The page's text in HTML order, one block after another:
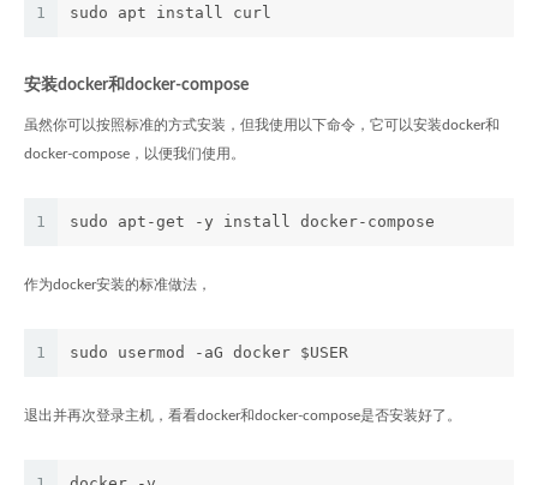
1 sudo apt install curl
安装docker和docker-compose
虽然你可以按照标准的方式安装，但我使用以下命令，它可以安装docker和
docker-compose，以便我们使用。
1 sudo apt-get -y install docker-compose
作为docker安装的标准做法，
1 sudo usermod -aG docker $USER
退出并再次登录主机，看看docker和docker-compose是否安装好了。